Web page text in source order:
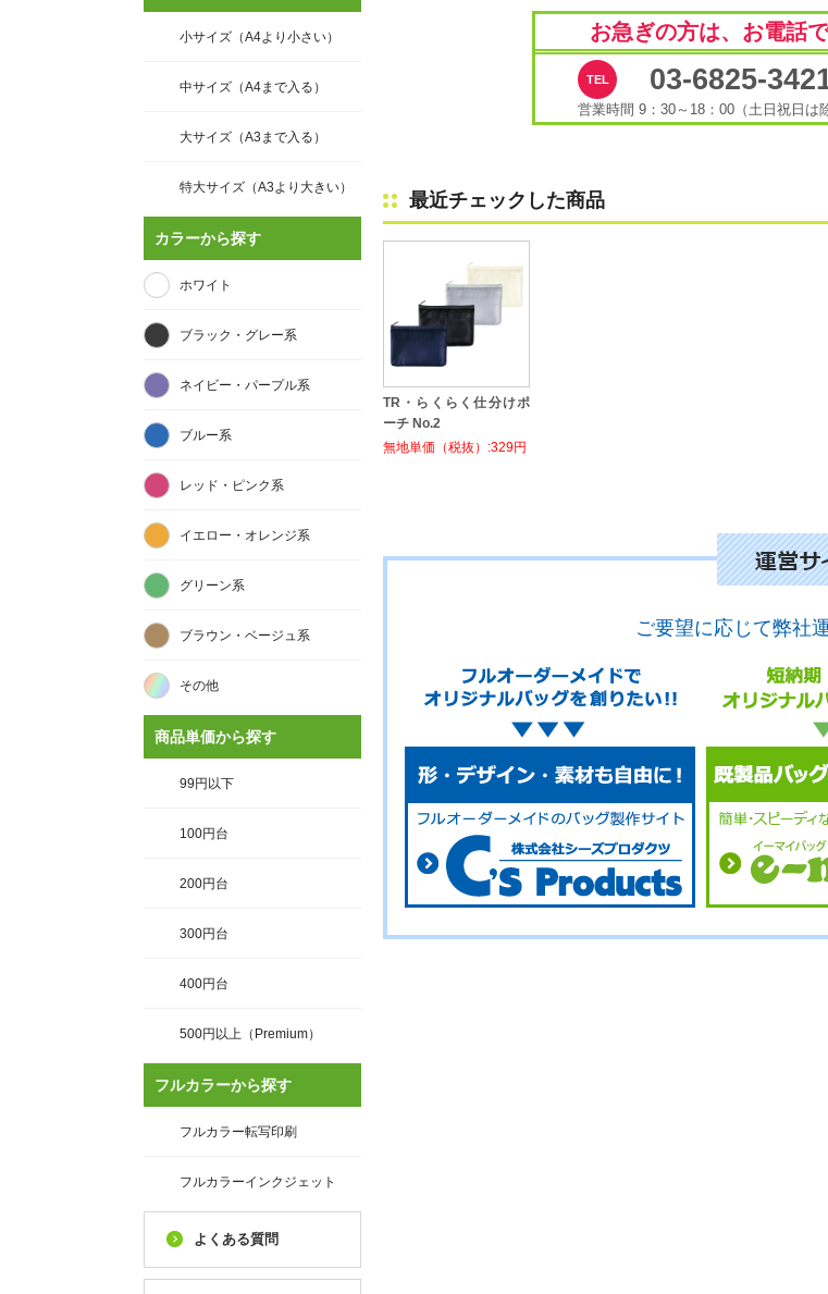
お急ぎの方は、お電話で
03-6825-
営業時間 9：30～18：00（土日祝日は
最近チェックした商品
TR・らくらく仕分けポ
ーチ No.2
無地単価（税抜）:329円
ご要望に応じて弊社
小サイズ（A4より小さい）
中サイズ（A4まで入る）
大サイズ（A3まで入る）
特大サイズ（A3より大きい）
カラーから探す
ホワイト
ブラック・グレー系
ネイビー・パープル系
ブルー系
レッド・ピンク系
イエロー・オレンジ系
グリーン系
ブラウン・ベージュ系
その他
商品単価から探す
99円以下
100円台
200円台
300円台
400円台
500円以上（Premium）
フルカラーから探す
フルカラー転写印刷
フルカラーインクジェット
よくある質問